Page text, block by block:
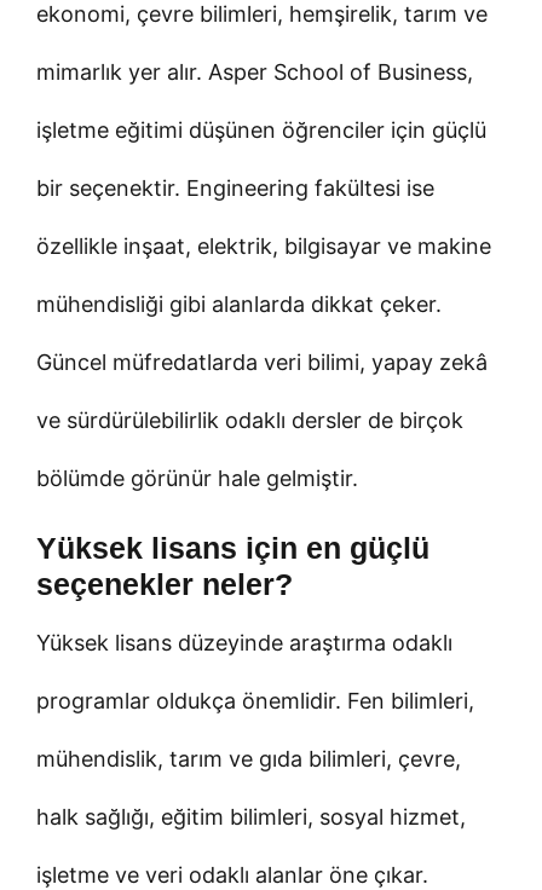
ekonomi, çevre bilimleri, hemşirelik, tarım ve
mimarlık yer alır. Asper School of Business,
işletme eğitimi düşünen öğrenciler için güçlü
bir seçenektir. Engineering fakültesi ise
özellikle inşaat, elektrik, bilgisayar ve makine
mühendisliği gibi alanlarda dikkat çeker.
Güncel müfredatlarda veri bilimi, yapay zekâ
ve sürdürülebilirlik odaklı dersler de birçok
bölümde görünür hale gelmiştir.
Yüksek lisans için en güçlü
seçenekler neler?
Yüksek lisans düzeyinde araştırma odaklı
programlar oldukça önemlidir. Fen bilimleri,
mühendislik, tarım ve gıda bilimleri, çevre,
halk sağlığı, eğitim bilimleri, sosyal hizmet,
işletme ve veri odaklı alanlar öne çıkar.